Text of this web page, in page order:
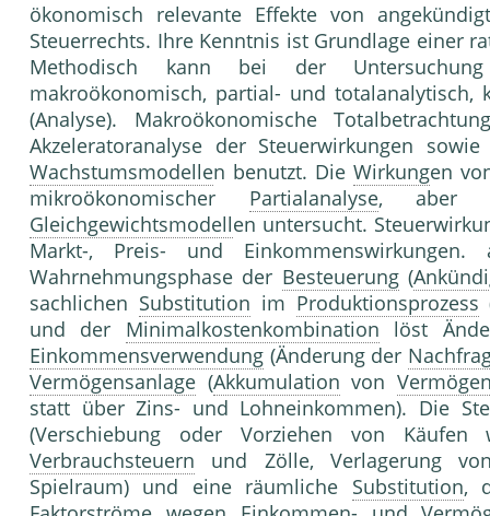
ökonomisch relevante Effekte von
Steuerrechts. Ihre Kenntnis ist Grundlage einer
Methodisch kann bei der
makroökonomisch, partial- und totalanalytisch,
(Analyse). Makroökonomische
Akzeleratoranalyse der Steuerwirkungen
Wachstumsmodellen benutzt. Die Wirkungen
mikroökonomischer Partialanalyse, aber
Gleichgewichtsmodellen untersucht.
Markt-, Preis- und
Wahrnehmungsphase der Besteuerung(
sachlichen Substitution im Produktionsprozess
und der Minimalkostenkombination löst
Einkommensverwendung (Änderung der
Vermögensanlage (Akkumulation von
statt über Zins- und Lohneinkommen). Die
(Verschiebung oder Vorziehen von Käufen
Verbrauchsteuern und Zölle, Verlagerung
Spielraum) und eine räumliche Substitution,